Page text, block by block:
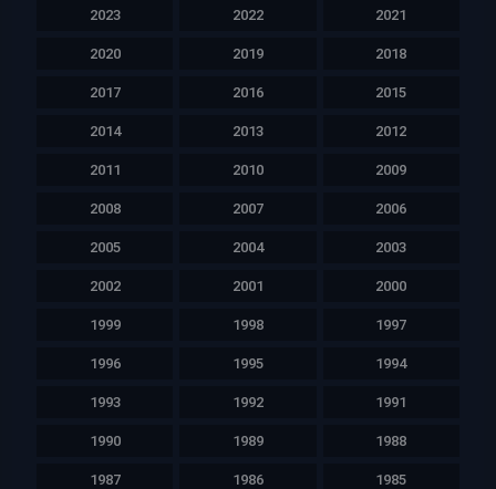
2023 2022 2021
2020 2019 2018
2017 2016 2015
2014 2013 2012
2011 2010 2009
2008 2007 2006
2005 2004 2003
2002 2001 2000
1999 1998 1997
1996 1995 1994
1993 1992 1991
1990 1989 1988
1987 1986 1985